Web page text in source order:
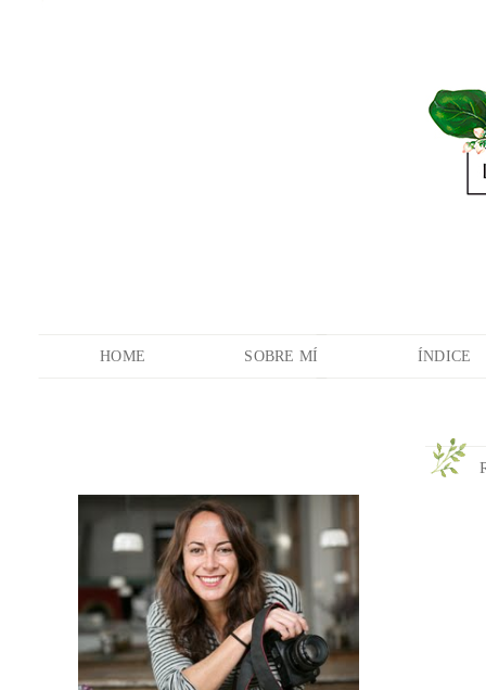
HOME SOBRE MÍ ÍNDICE